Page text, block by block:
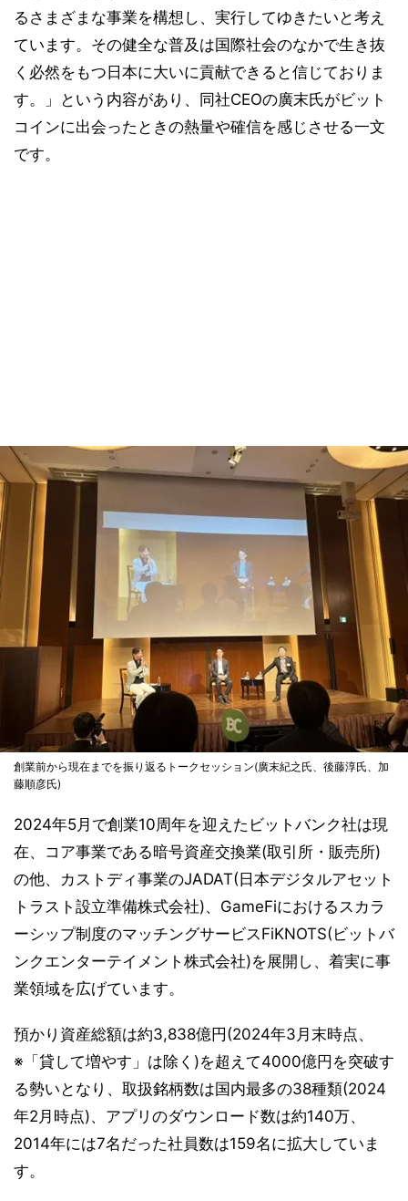
るさまざまな事業を構想し、実行してゆきたいと考え
ています。その健全な普及は国際社会のなかで生き抜
く必然をもつ日本に大いに貢献できると信じておりま
す。」という内容があり、同社CEOの廣末氏がビット
コインに出会ったときの熱量や確信を感じさせる一文
です。
創業前から現在までを振り返るトークセッション(廣末紀之氏、後藤淳氏、加
藤順彦氏)
2024年5月で創業10周年を迎えたビットバンク社は現
在、コア事業である暗号資産交換業(取引所・販売所)
の他、カストディ事業のJADAT(日本デジタルアセット
トラスト設立準備株式会社)、GameFiにおけるスカラ
ーシップ制度のマッチングサービスFiKNOTS(ビットバ
ンクエンターテイメント株式会社)を展開し、着実に事
業領域を広げています。
預かり資産総額は約3,838億円(2024年3月末時点、
※「貸して増やす」は除く)を超えて4000億円を突破す
る勢いとなり、取扱銘柄数は国内最多の38種類(2024
年2月時点)、アプリのダウンロード数は約140万、
2014年には7名だった社員数は159名に拡大していま
す。